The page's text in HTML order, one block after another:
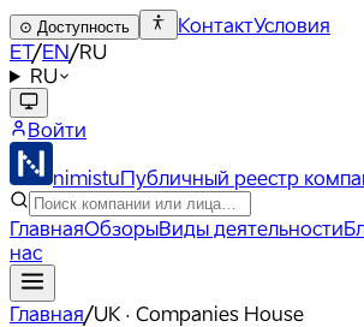
⊙ Доступность КонтактУсловия
ET/EN/RU
RU
Войти
nimistuПубличный реестр
ГлавнаяОбзорыВиды деятельности
нас
Главная/UK · Companies House